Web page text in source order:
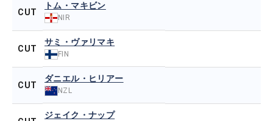
CUT
トム・マキビン
NIR
CUT
サミ・ヴァリマキ
FIN
CUT
ダニエル・ヒリアー
NZL
ジェイク・ナップ